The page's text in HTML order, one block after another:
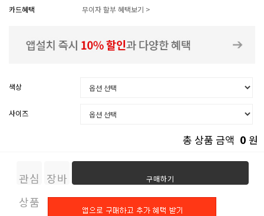
카드혜택
무이자 할부 혜택보기 >
색상
사이즈
총 상품 금액 0 원
관심
상품
장바
구니
구매하기